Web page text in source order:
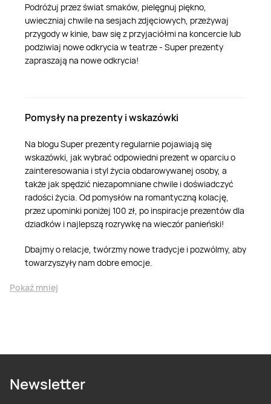
Podróżuj przez świat smaków, pielęgnuj piękno,
uwieczniaj chwile na sesjach zdjęciowych, przeżywaj
przygody w kinie, baw się z przyjaciółmi na koncercie lub
podziwiaj nowe odkrycia w teatrze - Super prezenty
zapraszają na nowe odkrycia!
Pomysły na prezenty i wskazówki
Na blogu Super prezenty regularnie pojawiają się
wskazówki, jak wybrać odpowiedni prezent w oparciu o
zainteresowania i styl życia obdarowywanej osoby, a
także jak spędzić niezapomniane chwile i doświadczyć
radości życia. Od pomysłów na romantyczną kolację,
przez upominki poniżej 100 zł, po inspiracje prezentów dla
dziadków i najlepszą rozrywkę na wieczór panieński!
Dbajmy o relacje, twórzmy nowe tradycje i pozwólmy, aby
towarzyszyły nam dobre emocje.
Pokaż mniej
Newsletter